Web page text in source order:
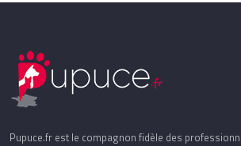
Pupuce.fr est le compagnon fidèle des